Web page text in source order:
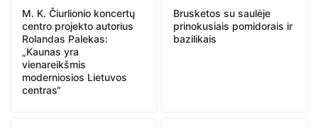
M. K. Čiurlionio koncertų
centro projekto autorius
Rolandas Palekas:
„Kaunas yra
vienareikšmis
moderniosios Lietuvos
centras“
Brusketos su saulėje
prinokusiais pomidorais ir
bazilikais